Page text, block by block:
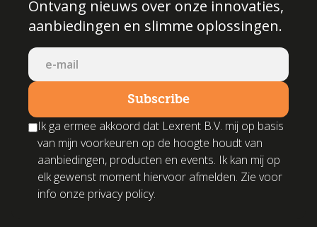
Ontvang nieuws over onze innovaties,
aanbiedingen en slimme oplossingen.
Ik ga ermee akkoord dat Lexrent B.V. mij op basis
van mijn voorkeuren op de hoogte houdt van
aanbiedingen, producten en events. Ik kan mij op
elk gewenst moment hiervoor afmelden. Zie voor
info onze privacy policy.